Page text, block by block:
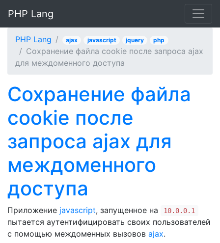
PHP Lang
PHP Lang ajax javascript jquery php
Сохранение файла cookie после запроса ajax
для междоменного доступа
Сохранение файла
cookie после
запроса ajax для
междоменного
доступа
Приложение javascript, запущенное на 10.0.0.1
пытается аутентифицировать своих пользователей
с помощью междоменных вызовов ajax.